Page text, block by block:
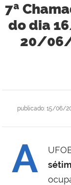
7ª
do dia
20/06/
publicado: 15/06/
A